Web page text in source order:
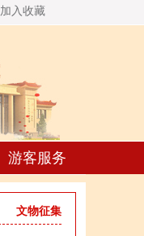
加入收藏
游客服务
文物征集